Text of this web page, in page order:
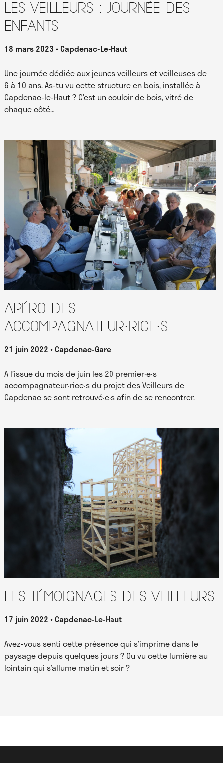
Les Veilleurs : journée des
enfants
18 mars 2023 Capdenac-Le-Haut
Une journée dédiée aux jeunes veilleurs et veilleuses de
6 à 10 ans. As-tu vu cette structure en bois, installée à
Capdenac-le-Haut ? C’est un couloir de bois, vitré de
chaque côté…
Apéro des
accompagnateur·rice·s
21 juin 2022 Capdenac-Gare
A l’issue du mois de juin les 20 premier·e·s
accompagnateur·rice·s du projet des Veilleurs de
Capdenac se sont retrouvé·e·s afin de se rencontrer.
Les témoignages des Veilleurs
17 juin 2022 Capdenac-Le-Haut
Avez-vous senti cette présence qui s’imprime dans le
paysage depuis quelques jours ? Ou vu cette lumière au
lointain qui s’allume matin et soir ?